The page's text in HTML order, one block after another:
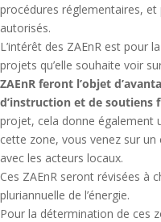
procédures réglementaires,
autorisés.
L’intérêt des ZAEnR est pour
projets qu’elle souhaite voir
ZAEnR feront l’objet
d’instruction et de soutiens
projet, cela donne également
cette zone, vous venez sur
avec les acteurs locaux.
Ces ZAEnR seront révisées à
pluriannuelle de l’énergie.
Pour la détermination de ces